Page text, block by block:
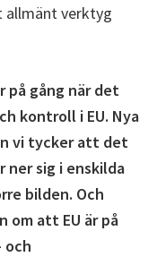
allmänt verktyg
på gång när det
kontroll i EU. Nya
vi tycker att det
ner sig i enskilda
bilden. Och
om att EU är på